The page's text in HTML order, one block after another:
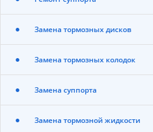
Замена тормозных дисков
Замена тормозных колодок
Замена суппорта
Замена тормозной жидкости